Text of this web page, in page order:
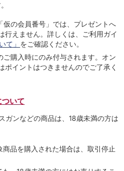
の会員番号」では、プレゼントへ
⾏えません。詳しくは、ご利⽤ガイ
て」 をご確認ください。
購⼊時にのみ付与されます。オン
ポイントはつきませんのでご了承く
いて
ガンなどの商品は、18歳未満の方は
品を購入された場合は、取引停止